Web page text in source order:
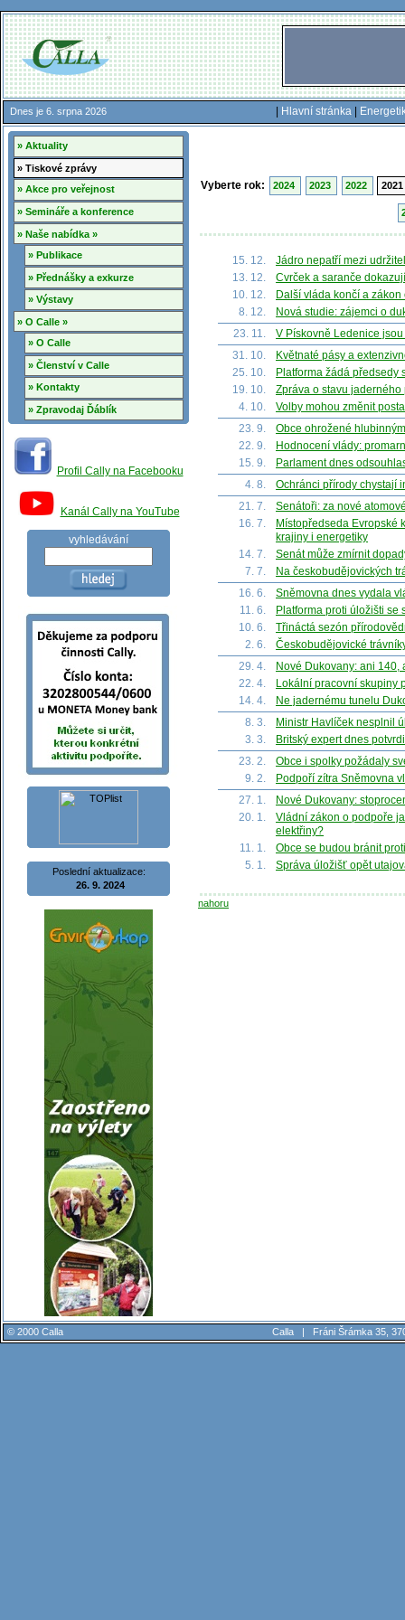
Dnes je 6. srpna 2026 Hlavní stránka|
» Aktuality
» Tiskové zprávy
» Akce pro veřejnost
» Semináře a konference
» Naše nabídka »
» Publikace
» Přednášky a exkurze
» Výstavy
» O Calle »
» O Calle
» Členství v Calle
» Kontakty
» Zpravodaj Ďáblík
Profil Cally na Facebooku
Kanál Cally na YouTube
vyhledávání
Poslední aktualizace:
26. 9. 2024
Vyberte rok: 2024 2023 2022 2021
15. 12.
Jádro nepatří mezi
13. 12.
Cvrček a saranče
10. 12.
Další vláda končí a
8. 12.
Nová studie: zájemci o
23. 11.
V Pískovně Ledenice
31. 10.
Květnaté pásy a
25. 10.
Platforma žádá předsedy
19. 10.
Zpráva o stavu
4. 10.
Volby mohou změnit
23. 9.
Obce ohrožené
22. 9.
Hodnocení vlády:
15. 9.
Parlament dnes
4. 8.
Ochránci přírody chystají
21. 7.
Senátoři: za nové
16. 7.
Místopředseda Evropské
krajiny i energetiky
14. 7.
Senát může zmírnit
7. 7.
Na českobudějovických
16. 6.
Sněmovna dnes vydala
11. 6.
Platforma proti úložišti se
10. 6.
Třináctá sezón
2. 6.
Českobudějovické
29. 4.
Nové Dukovany: ani
22. 4.
Lokální pracovní skupiny
14. 4.
Ne jadernému tunelu
8. 3.
Ministr Havlíček nesplnil
3. 3.
Britský expert dnes
23. 2.
Obce i spolky požádaly
9. 2.
Podpoří zítra Sněmovna
27. 1.
Nové Dukovany:
20. 1.
Vládní zákon o podpoře
elektřiny?
11. 1.
Obce se budou bránit
5. 1.
Správa úložišť opět
nahoru
© 2000 Calla Calla | Fráni Šrámka 35,